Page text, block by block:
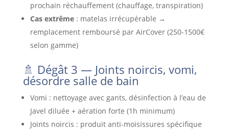
prochain réchauffement (chauffage, transpiration)
Cas extrême: matelas irrécupérable →
remplacement remboursé par AirCover (250-1500€
selon gamme)
🚿 Dégât 3 — Joints noircis, vomi,
désordre salle de bain
Vomi : nettoyage avec gants, désinfection à l’eau de
Javel diluée + aération forte (1h minimum)
Joints noircis : produit anti-moisissures spécifique